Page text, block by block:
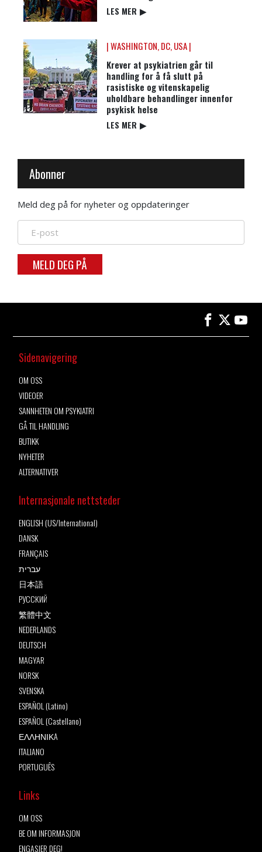
LES MER ▶
| WASHINGTON, DC, USA |
Krever at psykiatrien går til
handling for å få slutt på
rasistiske og vitenskapelig
uholdbare behandlinger innenfor
psykisk helse
LES MER ▶
Abonner
Meld deg på for nyheter og oppdateringer
MELD DEG PÅ
Sidenavigering
OM OSS
VIDEOER
SANNHETEN OM PSYKIATRI
GÅ TIL HANDLING
BUTIKK
NYHETER
ALTERNATIVER
Internasjonale nettsteder
ENGLISH (US/International)
DANSK
FRANÇAIS
עברית
日本語
РУССКИЙ
繁體中文
NEDERLANDS
DEUTSCH
MAGYAR
NORSK
SVENSKA
ESPAÑOL (Latino)
ESPAÑOL (Castellano)
ΕΛΛΗΝΙΚA
ITALIANO
PORTUGUÊS
Links
OM OSS
BE OM INFORMASJON
ENGASJER DEG!